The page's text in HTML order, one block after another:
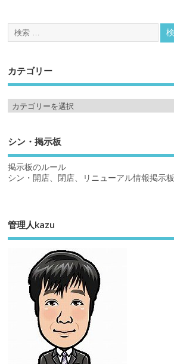
カテゴリー
シン・掲示板
掲示板のルール
シン・開店、閉店、リニューアル情報掲示板
管理人kazu